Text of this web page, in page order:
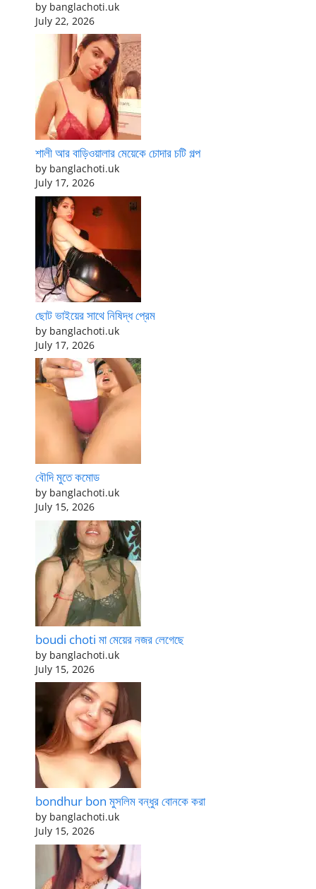
by banglachoti.uk
July 22, 2026
শালী আর বাড়িওয়ালার মেয়েকে চোদার চটি গল্প
by banglachoti.uk
July 17, 2026
ছোট ভাইয়ের সাথে নিষিদ্ধ প্রেম
by banglachoti.uk
July 17, 2026
বৌদি মুতে কমোড
by banglachoti.uk
July 15, 2026
boudi choti মা মেয়ের নজর লেগেছে
by banglachoti.uk
July 15, 2026
bondhur bon মুসলিম বন্ধুর বোনকে করা
by banglachoti.uk
July 15, 2026